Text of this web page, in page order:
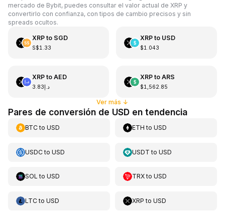
mercado de Bybit, puedes consultar el valor actual de XRP y
convertirlo con confianza, con tipos de cambio precisos y sin
spreads ocultos.
XRPto SGD
S$1.33
XRPto USD
$1.043
XRPto AED
د.إ3.83
XRPto ARS
$1,562.85
Ver más ↓
Pares de conversión de USD en tendencia
BTCto USD ETH toUSD
USDCto USD USDT toUSD
SOL to USD TRXtoUSD
LTCto USD XRP toUSD